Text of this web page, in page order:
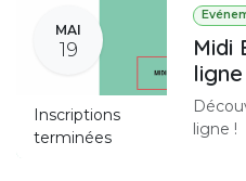
MAI
19
Inscriptions
terminées
Midi
ligne
ligne !